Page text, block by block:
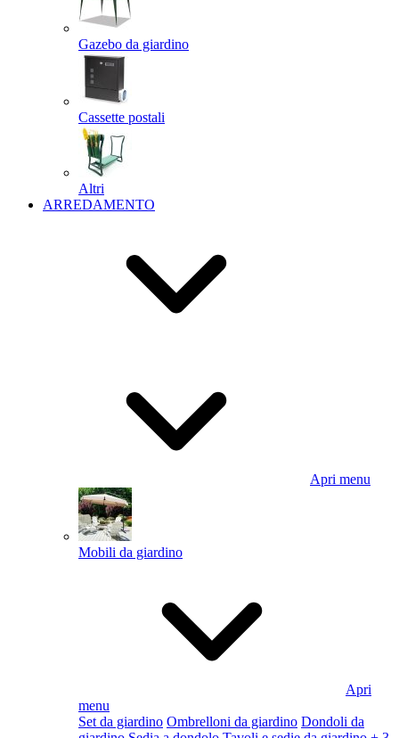
Gazebo da giardino
Cassette postali
Altri
ARREDAMENTO
Apri menu
Mobili da giardino
Apri
menu
Set da giardino Ombrelloni da giardino Dondoli da